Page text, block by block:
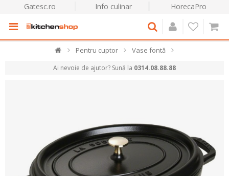
Gatesc.ro Info culinar HorecaPro
Pentru cuptor Vase fontă
Ai nevoie de ajutor? Sună la 0314.08.88.88